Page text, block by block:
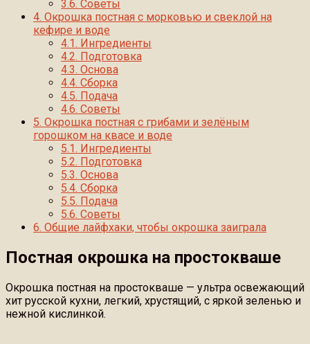
3.6. Советы
4. Окрошка постная с морковью и свеклой на
кефире и воде
4.1. Ингредиенты
4.2. Подготовка
4.3. Основа
4.4. Сборка
4.5. Подача
4.6. Советы
5. Окрошка постная с грибами и зелёным
горошком на квасе и воде
5.1. Ингредиенты
5.2. Подготовка
5.3. Основа
5.4. Сборка
5.5. Подача
5.6. Советы
6. Общие лайфхаки, чтобы окрошка заиграла
Постная окрошка на простокваше
Окрошка постная на простокваше — ультра освежающий
хит русской кухни, легкий, хрустящий, с яркой зеленью и
нежной кислинкой.